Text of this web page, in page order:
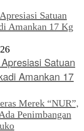
Satuan
Amankan 17